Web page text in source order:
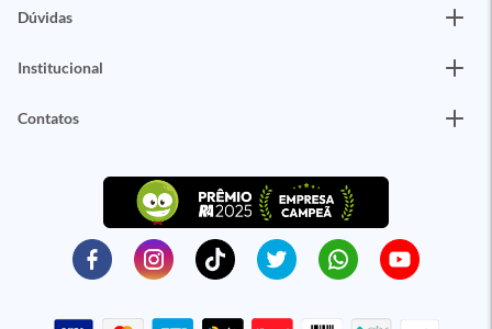
Dúvidas
Institucional
Contatos